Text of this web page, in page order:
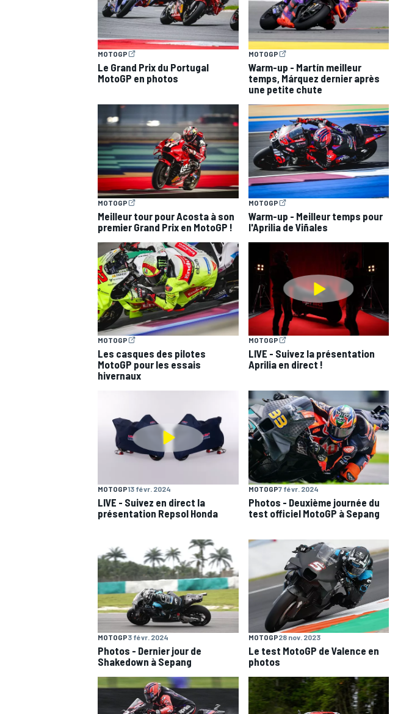
MOTOGP
Le Grand Prix du Portugal
MotoGP en photos
MOTOGP
Warm-up - Martín meilleur
temps, Márquez dernier après
une petite chute
MOTOGP
Meilleur tour pour Acosta à son
premier Grand Prix en MotoGP !
MOTOGP
Warm-up - Meilleur temps pour
l'Aprilia de Viñales
MOTOGP
Les casques des pilotes
MotoGP pour les essais
hivernaux
MOTOGP
LIVE - Suivez la présentation
Aprilia en direct !
MOTOGP13 févr. 2024
LIVE - Suivez en direct la
présentation Repsol Honda
MOTOGP7 févr. 2024
Photos - Deuxième journée du
test officiel MotoGP à Sepang
MOTOGP3 févr. 2024
Photos - Dernier jour de
Shakedown à Sepang
MOTOGP28 nov. 2023
Le test MotoGP de Valence en
photos